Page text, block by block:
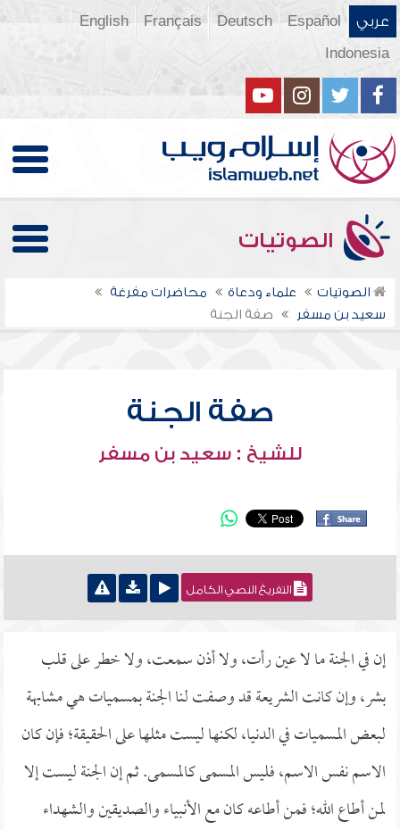
عربي Español
Deutsch
Français
English
Indonesia
الصوتيات
الصوتيات علماء ودعاة
محاضرات مفرغة
سعيد بن مسفر
صفة الجنة
صفة الجنة
للشيخ : سعيد بن مسفر
التفريغ النصي الكامل
إن في الجنة ما لا عين رأت، ولا أذن سمعت، ولا خطر على قلب
بشر، وإن كانت الشريعة قد وصفت لنا الجنة بمسميات هي مشابهة
لبعض المسميات في الدنيا، لكنها ليست مثلها على الحقيقة؛ فإن كان
الاسم نفس الاسم، فليس المسمى كالمسمى. ثم إن الجنة ليست إلا
لمن أطاع الله؛ فمن أطاعه كان مع الأنبياء والصديقين والشهداء